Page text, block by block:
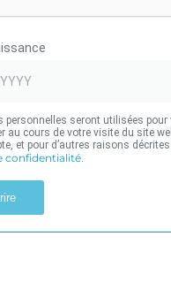
personnelles seront utilisées pour
au cours de votre visite du site
et pour d’autres raisons
confidentialité.